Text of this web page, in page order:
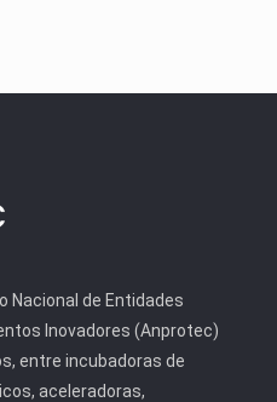
Nacional de Entidades
Inovadores (Anprotec)
entre incubadoras de
aceleradoras,